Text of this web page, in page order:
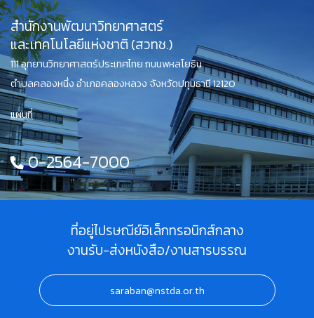
สำนักงานพัฒนาวิทยาศาสตร์
และเทคโนโลยีแห่งชาติ (สวทช.)
111 อุทยานวิทยาศาสตร์ประเทศไทย ถนนพหลโยธิน
ตำบลคลองหนึ่ง อำเภอคลองหลวง จังหวัดปทุมธานี 12120
แผนที่
0-2564-7000
ที่อยู่ไปรษณีย์อิเล็กทรอนิกส์กลาง
งานรับ-ส่งหนังสือ/งานสารบรรณ
saraban@nstda.or.th